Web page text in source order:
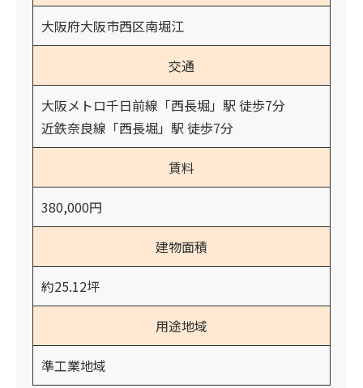
大阪府大阪市西区南堀江
交通
大阪メトロ千日前線「西長堀」駅 徒歩7分
近鉄奈良線「西長堀」駅 徒歩7分
賃料
380,000円
建物面積
約25.12坪
用途地域
準工業地域